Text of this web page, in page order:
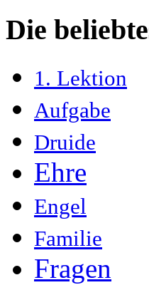
Die
1. Lektion
Aufgabe
Druide
Ehre
Engel
Familie
Fragen